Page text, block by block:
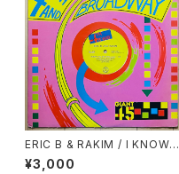
ERIC B & RAKIM / I KNOW Y
OU GOT SOUL
¥3,000